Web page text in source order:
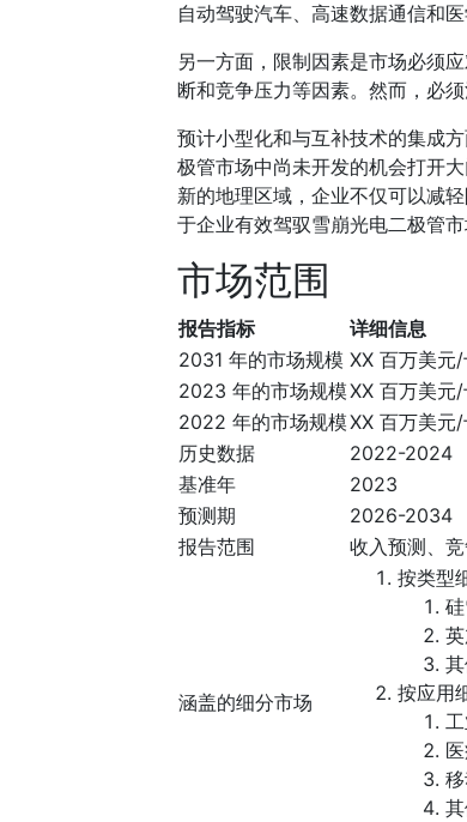
自动驾驶汽车、高速数据通信和
另一方面，限制因素是市场必须
断和竞争压力等因素。然而，必
预计小型化和与互补技术的集成
极管市场中尚未开发的机会打开
新的地理区域，企业不仅可以减
于企业有效驾驭雪崩光电二极管
市场范围
报告指标
详细信息
2031 年的市场规模 XX 百万美元
2023 年的市场规模XX 百万美元
2022 年的市场规模XX 百万美元
历史数据
2022-2024
基准年
2023
预测期
2026-2034
报告范围
收入预测、
涵盖的细分市场
按类型
按应用